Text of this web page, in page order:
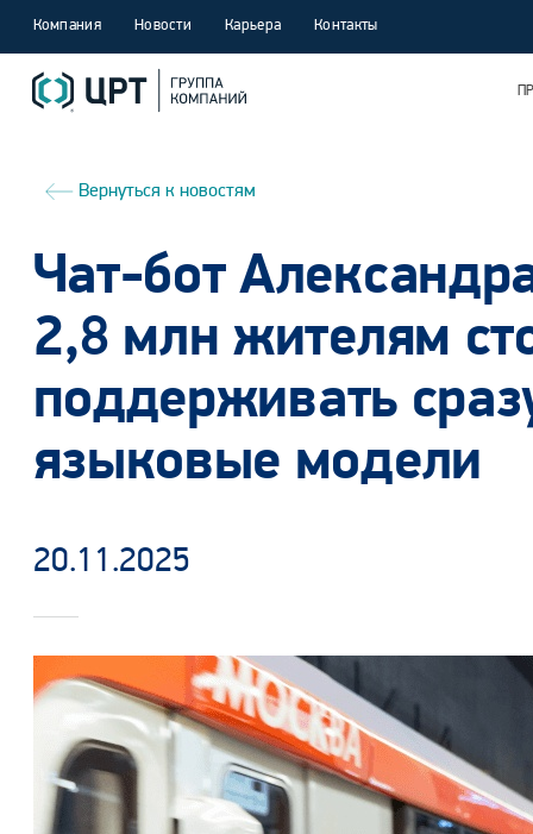
Компания Новости Карьера Контакты
Вернуться к новостям
Чат-бот
2,8 млн жителям
поддерживать
языковые модели
20.11.2025